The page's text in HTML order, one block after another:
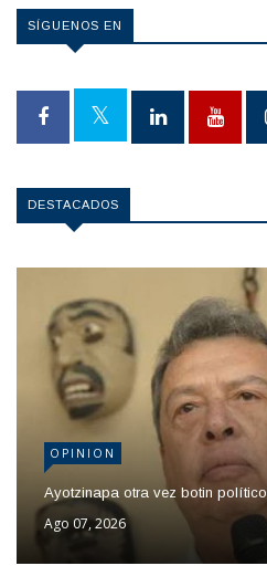
SÍGUENOS EN
DESTACADOS
OPINION
Ayotzinapa otra vez botin político
Ago 07, 2026